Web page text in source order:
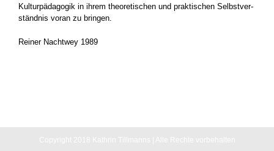
Kulturpädagogik in ihrem theoretischen und praktischen Selbstver­
ständnis voran zu bringen.
Reiner Nachtwey 1989